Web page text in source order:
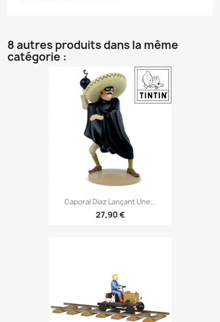
8 autres produits dans la même
catégorie :
Caporal Diaz Lançant Une...
27,90 €